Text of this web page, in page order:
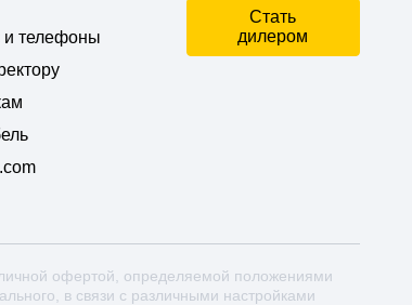
телефоны
Стать
дилером
офертой, определяемой положениями
в связи с различными настройками